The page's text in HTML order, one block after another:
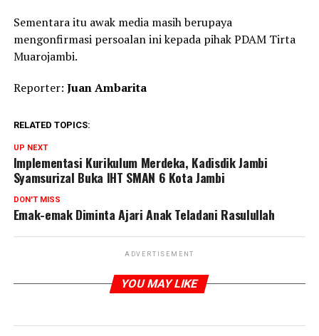
Sementara itu awak media masih berupaya
mengonfirmasi persoalan ini kepada pihak PDAM Tirta
Muarojambi.
Reporter: Juan Ambarita
RELATED TOPICS:
UP NEXT
Implementasi Kurikulum Merdeka, Kadisdik Jambi
Syamsurizal Buka IHT SMAN 6 Kota Jambi
DON'T MISS
Emak-emak Diminta Ajari Anak Teladani Rasulullah
ADVERTISEMENT
YOU MAY LIKE